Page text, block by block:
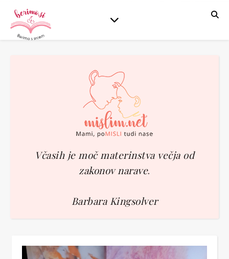
Včasih je moč materinstva večja od
zakonov narave.
Barbara Kingsolver